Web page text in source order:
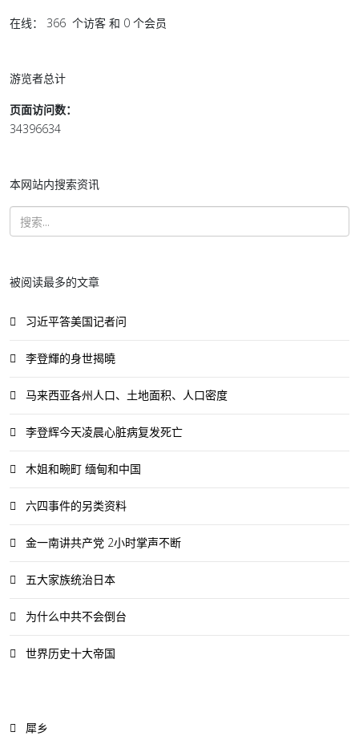
在线： 366 个访客 和 0 个会员
游览者总计
页面访问数：
34396634
本网站内搜索资讯
被阅读最多的文章
习近平答美国记者问
李登輝的身世揭曉
马来西亚各州人口、土地面积、人口密度
李登辉今天凌晨心脏病复发死亡
木姐和畹町 缅甸和中国
六四事件的另类资料
金一南讲共产党 2小时掌声不断
五大家族统治日本
为什么中共不会倒台
世界历史十大帝国
犀乡